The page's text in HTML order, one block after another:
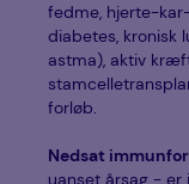
fedme, hjerte-
diabetes, kronisk
astma), aktiv
forløb.
Nedsat
uanset årsag - er